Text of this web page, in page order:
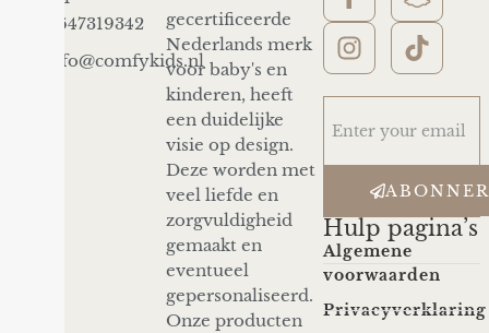
0647319342
info@comfykids.nl
gecertificeerde
Nederlands merk
voor baby's en
kinderen, heeft
een duidelijke
visie op design.
Deze worden met
veel liefde en
zorgvuldigheid
gemaakt en
eventueel
gepersonaliseerd.
Onze producten
Hulp pagina’s
Algemene
voorwaarden
Privacyverklaring